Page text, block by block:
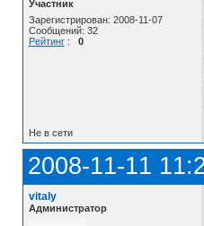
Участник
Зарегистрирован: 2008-11-07
Сообщений: 32
Рейтинг: 0
Не в сети
2008-11-11
vitaly
Администратор